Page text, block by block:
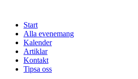
Start
Alla evenemang
Kalender
Artiklar
Kontakt
Tipsa oss